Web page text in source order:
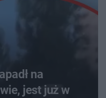
na
jest już w